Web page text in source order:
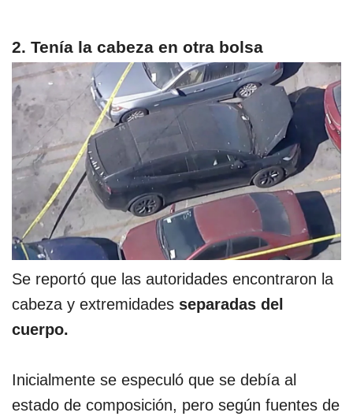
2. Tenía la cabeza en otra bolsa
Se reportó que las autoridades encontraron la
cabeza y extremidades separadas del
cuerpo.
Inicialmente se especuló que se debía al
estado de composición, pero según fuentes de